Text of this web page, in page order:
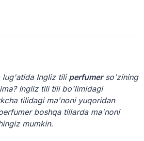
lug'atida Ingliz tili perfumerso'zining
Ingliz tili tili bo'limidagi
tilidagi ma'noni yuqoridan
boshqa tillarda ma'noni
mumkin.